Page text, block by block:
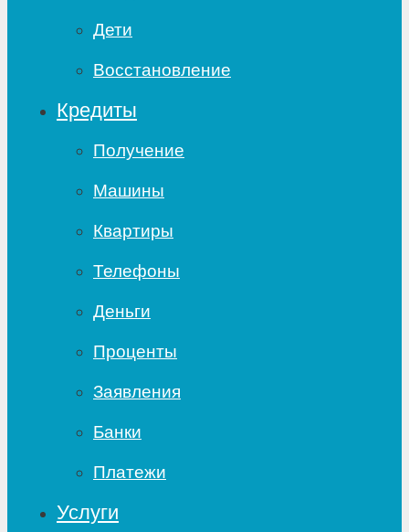
Дети
Восстановление
Кредиты
Получение
Машины
Квартиры
Телефоны
Деньги
Проценты
Заявления
Банки
Платежи
Услуги